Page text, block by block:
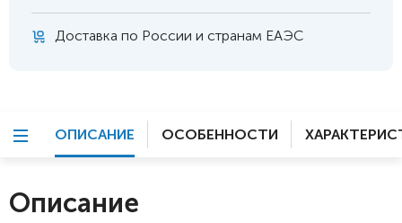
Доставка по России и странам ЕАЭС
ОПИСАНИЕ ОСОБЕННОСТИ
Описание